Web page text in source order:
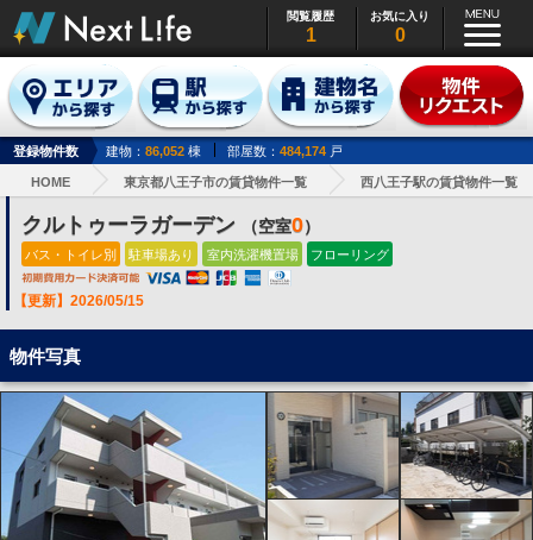
閲覧履歴
1
お気に入り
0
登録物件数 建物： 86,052 棟 部屋数： 484,174 戸
HOME 東京都八王子市の賃貸物件一覧 西八王子駅の賃貸物件一覧
クルトゥーラガーデン （空室0）
バス・トイレ別 駐車場あり 室内洗濯機置場 フローリング
【更新】2026/05/15
物件写真